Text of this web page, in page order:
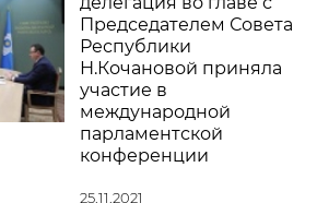
Председателем Совета
Республики
Н.Кочановой приняла
участие в
международной
парламентской
конференции
25.11.2021